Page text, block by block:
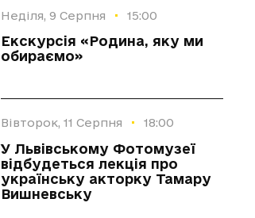
Неділя, 9 Серпня · 15:00
Екскурсія «Родина, яку ми
обираємо»
Вівторок, 11 Серпня · 18:00
У Львівському Фотомузеї
відбудеться лекція про
українську акторку Тамару
Вишневську